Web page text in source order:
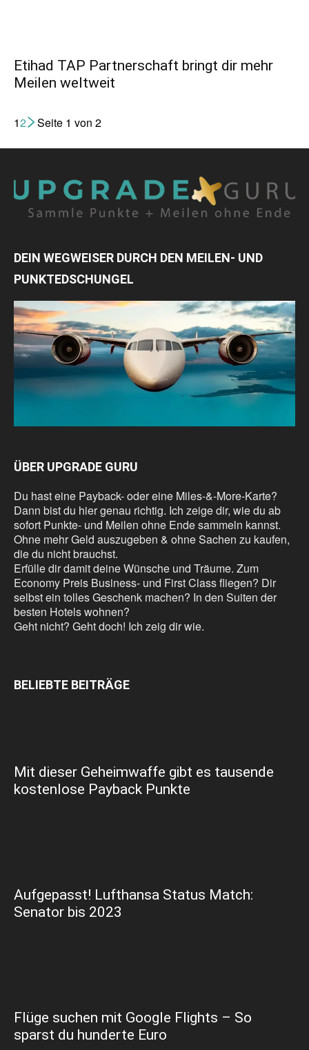
Etihad TAP Partnerschaft bringt dir mehr
Meilen weltweit
12 Seite 1 von 2
DEIN WEGWEISER DURCH DEN MEILEN- UND
PUNKTEDSCHUNGEL
ÜBER UPGRADE GURU
Du hast eine Payback- oder eine Miles-&-More-Karte?
Dann bist du hier genau richtig. Ich zeige dir, wie du ab
sofort Punkte- und Meilen ohne Ende sammeln kannst.
Ohne mehr Geld auszugeben & ohne Sachen zu kaufen,
die du nicht brauchst.
Erfülle dir damit deine Wünsche und Träume. Zum
Economy Preis Business- und First Class fliegen? Dir
selbst ein tolles Geschenk machen? In den Suiten der
besten Hotels wohnen?
Geht nicht? Geht doch! Ich zeig dir wie.
BELIEBTE BEITRÄGE
Mit dieser Geheimwaffe gibt es tausende
kostenlose Payback Punkte
Aufgepasst! Lufthansa Status Match:
Senator bis 2023
Flüge suchen mit Google Flights – So
sparst du hunderte Euro